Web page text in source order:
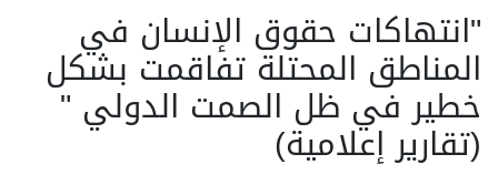
"انتهاكات حقوق الإنسان في
المناطق المحتلة تفاقمت بشكل
خطير في ظل الصمت الدولي "
(تقارير إعلامية)